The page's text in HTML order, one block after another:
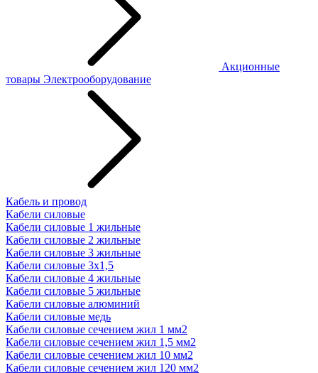
Акционные
товары Электрооборудование
Кабель и провод
Кабели силовые
Кабели силовые 1 жильные
Кабели силовые 2 жильные
Кабели силовые 3 жильные
Кабели силовые 3х1,5
Кабели силовые 4 жильные
Кабели силовые 5 жильные
Кабели силовые алюминий
Кабели силовые медь
Кабели силовые сечением жил 1 мм2
Кабели силовые сечением жил 1,5 мм2
Кабели силовые сечением жил 10 мм2
Кабели силовые сечением жил 120 мм2